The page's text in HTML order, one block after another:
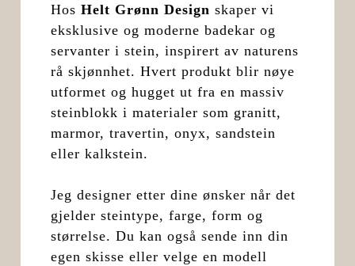
Hos Helt Grønn Design skaper vi
eksklusive og moderne badekar og
servanter i stein, inspirert av naturens
rå skjønnhet. Hvert produkt blir nøye
utformet og hugget ut fra en massiv
steinblokk i materialer som granitt,
marmor, travertin, onyx, sandstein
eller kalkstein.
Jeg designer etter dine ønsker når det
gjelder steintype, farge, form og
størrelse. Du kan også sende inn din
egen skisse eller velge en modell